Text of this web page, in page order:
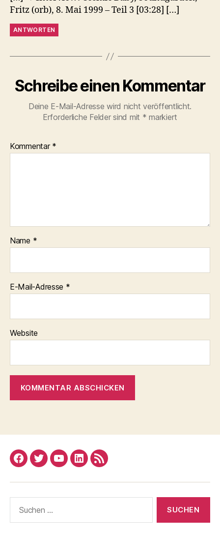
Fritz (orb), 8. Mai 1999 – Teil 3 [03:28] […]
ANTWORTEN
Schreibe einen Kommentar
Deine E-Mail-Adresse wird nicht veröffentlicht.
Erforderliche Felder sind mit * markiert
Kommentar *
Name *
E-Mail-Adresse *
Website
Facebook
TwitterYouTube
LinkedRSS
nach: